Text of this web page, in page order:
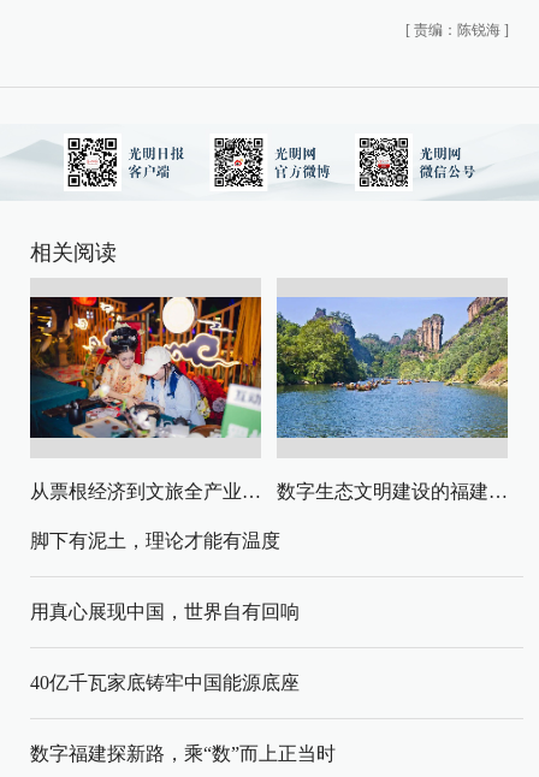
[ 责编：陈锐海 ]
相关阅读
从票根经济到文旅全产业链升级 数字生态文明建设的福建路径与启示
脚下有泥土，理论才能有温度
用真心展现中国，世界自有回响
40亿千瓦家底铸牢中国能源底座
数字福建探新路，乘“数”而上正当时